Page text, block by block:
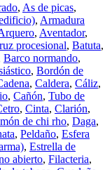
, As de picas,
, Armadura
, Aventador,
procesional, Batuta,
Barco normando,
, Bordón de
, Caldera, Cáliz,
, Cañón, Tubo de
, Cinta, Clarión,
de chi rho, Daga,
, Peldaño, Esfera
, Estrella de
abierto, Filacteria,